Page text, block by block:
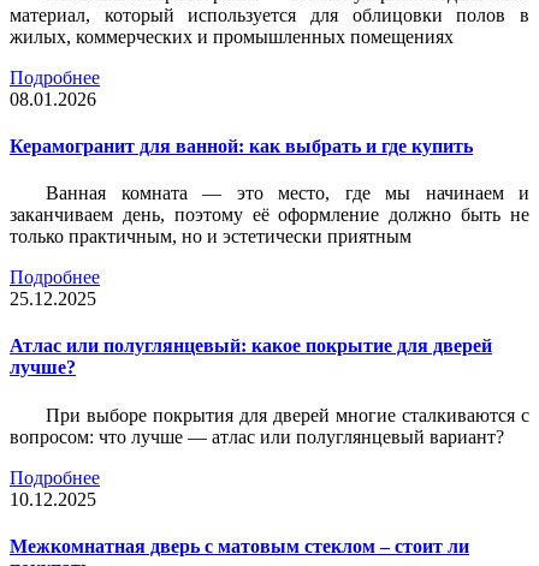
материал, который используется для облицовки полов в
жилых, коммерческих и промышленных помещениях
Подробнее
08.01.2026
Керамогранит для ванной: как выбрать и где купить
Ванная комната — это место, где мы начинаем и
заканчиваем день, поэтому её оформление должно быть не
только практичным, но и эстетически приятным
Подробнее
25.12.2025
Атлас или полуглянцевый: какое покрытие для дверей
лучше?
При выборе покрытия для дверей многие сталкиваются с
вопросом: что лучше — атлас или полуглянцевый вариант?
Подробнее
10.12.2025
Межкомнатная дверь с матовым стеклом – стоит ли